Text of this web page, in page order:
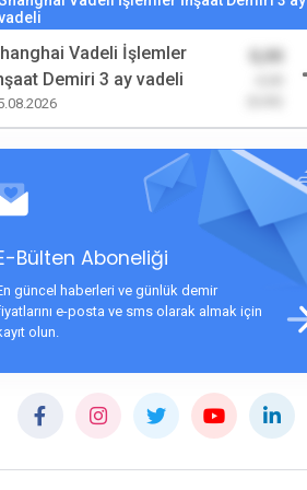
Vadeli İşlemler
Demiri 3 ay vadeli
0,00
Bülten Aboneliği
güncel haberleri ve günlük demir
e-posta ve sms olarak almak için
olun.